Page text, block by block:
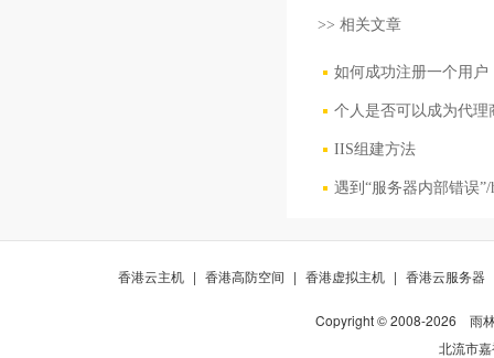
>> 相关文章
如何成功注册一个用户
个人是否可以成为代理
IIS组建方法
遇到“服务器内部错误
香港云主机 | 香港高防空间 | 香港虚拟主机 | 香港云服务器
Copyright © 2008-2026
雨
北流市